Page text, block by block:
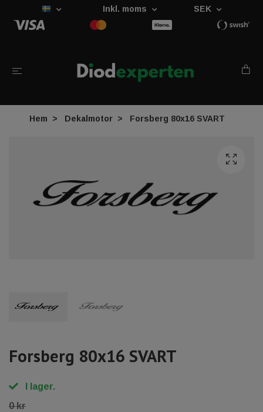
Inkl. moms SEK
Hem Dekalmotor Forsberg 80x16 SVART
Forsberg 80x16 SVART
I lager.
0 kr